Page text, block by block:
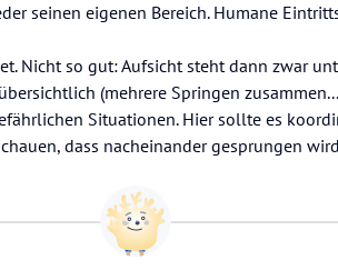
seinen eigenen Bereich. Humane
Nicht so gut: Aufsicht steht dann zwar
(mehrere Springen
Situationen. Hier sollte es
dass nacheinander gesprungen